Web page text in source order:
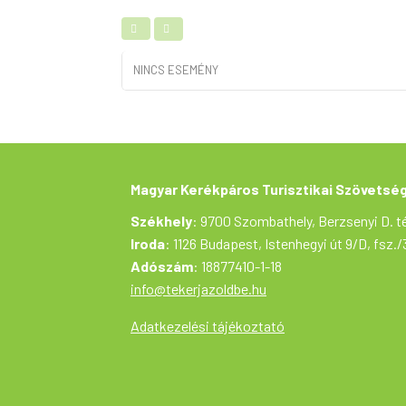
NINCS ESEMÉNY
Magyar Kerékpáros Turisztikai
Székhely: 9700 Szombathely, Berzsenyi D.
Iroda: 1126 Budapest, Istenhegyi út 9/D, fsz./
Adószám: 18877410-1-18
info@tekerjazoldbe.hu
Adatkezelési tájékoztató